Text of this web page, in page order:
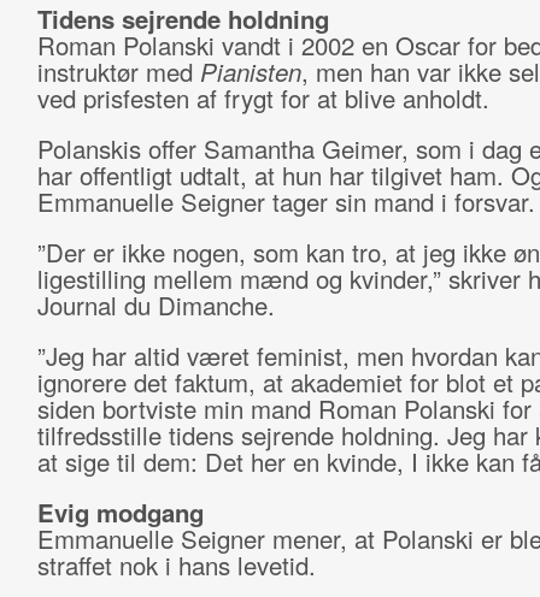
Tidens sejrende holdning
Roman Polanski vandt i 2002 en Oscar for
instruktør med Pianisten, men han var ikke
ved prisfesten af frygt for at blive anholdt.
Polanskis offer Samantha Geimer, som i dag
har offentligt udtalt, at hun har tilgivet ham.
Emmanuelle Seigner tager sin mand i
”Der er ikke nogen, som kan tro, at jeg ikke
ligestilling mellem mænd og kvinder,” skriver
Journal du Dimanche.
”Jeg har altid været feminist, men hvordan
ignorere det faktum, at akademiet for blot et
siden bortviste min mand Roman Polanski for
tilfredsstille tidens sejrende holdning. Jeg har
at sige til dem: Det her en kvinde, I ikke kan
Evig modgang
Emmanuelle Seigner mener, at Polanski er
straffet nok i hans levetid.